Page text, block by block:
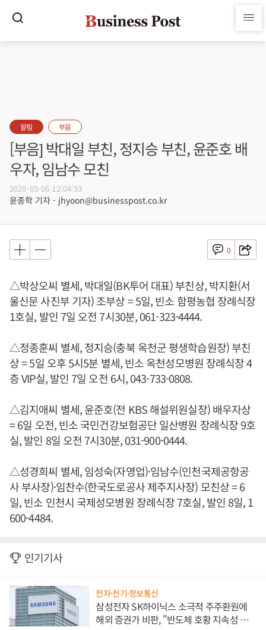
알림 부음
[부음] 박대일 부친, 정지승 부친, 윤준호 배
우자, 임남수 모친
2020-05-06 12:04:53
윤종학 기자 - jhyoon@businesspost.co.kr
0
△박상오씨 별세, 박대일(BK투어 대표) 부친상, 박지환(서
울신문 사진부 기자) 조부상 = 5일, 빈소 함평농협 장례식장
1호실, 발인 7일 오전 7시30분, 061-323-4444.
△정종훈씨 별세, 정지승(충북 옥천군 평생학습원장) 부친
상 = 5일 오후 5시5분 별세, 빈소 옥천성모병원 장례식장 4
층 VIP실, 발인 7일 오전 6시, 043-733-0808.
△김지애씨 별세, 윤준호(전 KBS 해설위원실장) 배우자상
= 6일 오전, 빈소 국민건강보험공단 일산병원 장례식장 9호
실, 발인 8일 오전 7시30분, 031-900-0444.
△성경희씨 별세, 임성숙(자영업)·임남수(인천국제공항공
사 부사장)·임찬수(한국도로공사 제주지사장) 모친상 = 6
일, 빈소 인천시 국제성모병원 장례식장 7호실, 발인 8일, 1
600-4484.
인기기사
전자·전기·정보통신
삼성전자 SK하이닉스 소극적 주주환원에
해외 증권가 비판, "반도체 호황 지속성 의